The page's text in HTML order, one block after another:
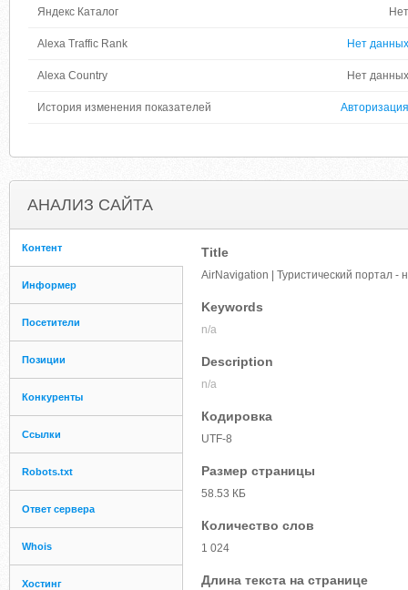
Яндекс Каталог Нет
Alexa Traffic Rank Нет данных
Alexa Country Нет данных
История изменения показателей Авторизация
АНАЛИЗ САЙТА
Контент
Информер
Посетители
Позиции
Конкуренты
Ссылки
Robots.txt
Ответ сервера
Whois
Хостинг
Title
AirNavigation | Туристический портал -
Keywords
n/a
Description
n/a
Кодировка
UTF-8
Размер страницы
58.53 КБ
Количество слов
1 024
Длина текста на странице